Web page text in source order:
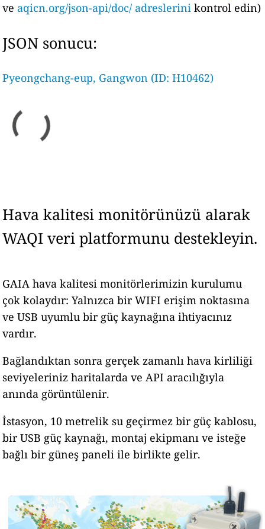
ve aqicn.org/json-api/doc/ adreslerini kontrol edin)
JSON sonucu:
Pyeongchang-eup, Gangwon (ID: H10462)
Hava kalitesi monitörünüzü alarak
WAQI veri platformunu destekleyin.
GAIA hava kalitesi monitörlerimizin kurulumu
çok kolaydır: Yalnızca bir WIFI erişim noktasına
ve USB uyumlu bir güç kaynağına ihtiyacınız
vardır.
Bağlandıktan sonra gerçek zamanlı hava kirliliği
seviyeleriniz haritalarda ve API aracılığıyla
anında görüntülenir.
İstasyon, 10 metrelik su geçirmez bir güç kablosu,
bir USB güç kaynağı, montaj ekipmanı ve isteğe
bağlı bir güneş paneli ile birlikte gelir.